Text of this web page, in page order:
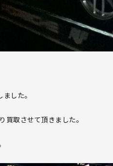
した。
買取させて頂きました。